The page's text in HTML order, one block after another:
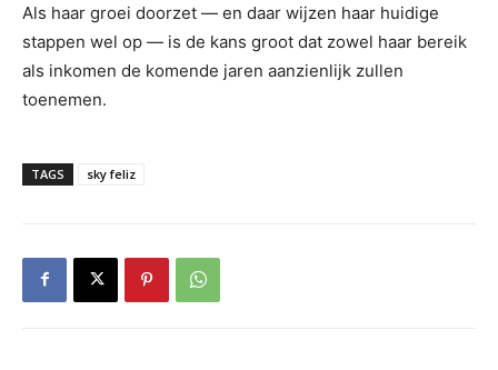
Als haar groei doorzet — en daar wijzen haar huidige
stappen wel op — is de kans groot dat zowel haar bereik
als inkomen de komende jaren aanzienlijk zullen
toenemen.
TAGS sky feliz